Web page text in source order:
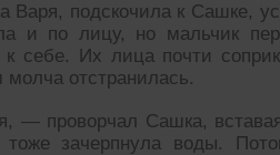
подскочила к Сашке,
и по лицу, но мальчик
к себе. Их лица почти
отстранилась.
— проворчал Сашка,
тоже зачерпнула воды.